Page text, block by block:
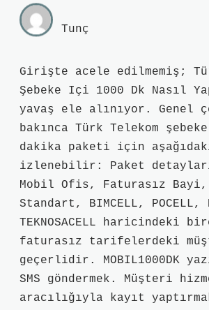
Tunç
Girişte acele edilmemiş;
Şebeke Içi 1000 Dk Nasıl
yavaş ele alınıyor. Genel
bakınca Türk Telekom
dakika paketi için
izlenebilir: Paket
Mobil Ofis, Faturasız
Standart, BIMCELL, POCELL,
TEKNOSACELL haricindeki
faturasız tarifelerdeki
geçerlidir. MOBIL1000DK
SMS göndermek. Müşteri
aracılığıyla kayıt